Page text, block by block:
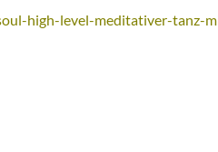
high-level-meditativer-tanz-